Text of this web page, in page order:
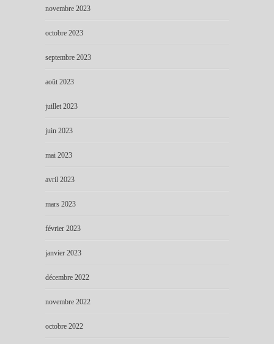
novembre 2023
octobre 2023
septembre 2023
août 2023
juillet 2023
juin 2023
mai 2023
avril 2023
mars 2023
février 2023
janvier 2023
décembre 2022
novembre 2022
octobre 2022